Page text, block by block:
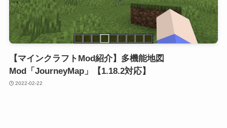
【マインクラフトMod紹介】多機能地図
Mod「JourneyMap」【1.18.2対応】
2022-02-22